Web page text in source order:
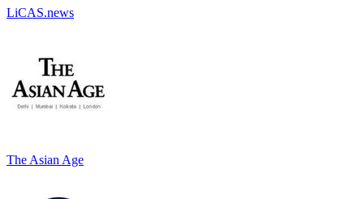
LiCAS.news
The Asian Age